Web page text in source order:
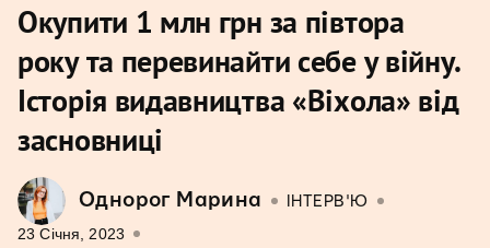
Окупити 1 млн грн за півтора
року та перевинайти себе у війну.
Історія видавництва «Віхола» від
засновниці
Однорог Марина ІНТЕРВ'Ю
23 Січня, 2023